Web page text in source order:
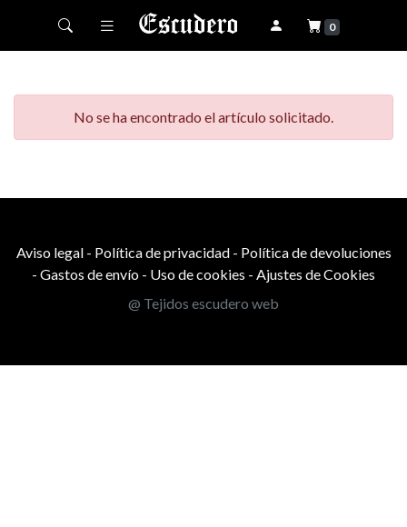
Toggle navigation 0
No se ha encontrado el artículo solicitado.
Aviso legal- Política de privacidad- Política de devoluciones
- Gastos de envío - Uso de cookies - Ajustes de Cookies
@ Tejidos escudero web